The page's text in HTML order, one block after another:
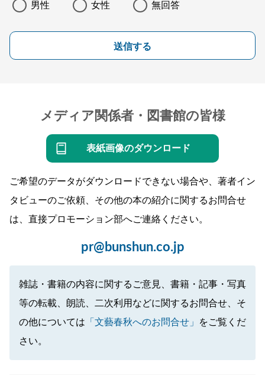
男性 女性 無回答
送信する
メディア関係者・図書館の皆様
表紙画像のダウンロード
ご希望のデータがダウンロードできない場合や、著者イン
タビューのご依頼、その他の本の紹介に関するお問合せ
は、直接プロモーション部へご連絡ください。
pr@bunshun.co.jp
雑誌・書籍の内容に関するご意見、書籍・記事・写真
等の転載、朗読、二次利用などに関するお問合せ、そ
の他については 「文藝春秋へのお問合せ」
をご覧くだ
さい。